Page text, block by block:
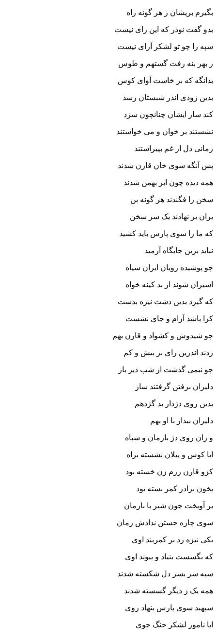
بگیرم بریشان ز هر گونه راه‏
بدو گفت نوذر که این راى نیست
سپه را چو تو لشکر آراى نیست‏
ز بهر بنه رفت گستهم و طوس
بدانگه که بر خاست آواى کوس‏
بدین زودى اندر شبستان رسد
کند ساز ایشان چنانچون سزد
نشستند بر خوان و مى خواستند
زمانى دل از غم بپیراستند
پس آنگه سوى خان قارن شدند
همه دیده چون ابر بهمن شدند
سخن را فگندند هر گونه بن
بران بر نهادند یک سر سخن‏
که ما را سوى پارس باید کشید
نباید برین جایگاه آرمید
چو پوشیده رویان ایران سپاه
اسیران شوند از بد کینه خواه‏
که گیرد بدین دشت نیزه بدست
کرا باشد آرام و جاى نشست‏
چو شیدوش و کشواد و قارن بهم
زدند اندرین راى بر بیش و کم‏
چو نیمى گذشت از شب دیر یاز
دلیران برفتن گرفتند ساز
بدین روى دژدار بد گژدهم
دلیران بیدار با او بهم‏
و زان روى دژ بارمان و سپاه
ابا کوس و پیلان نشسته براه‏
کزو قارن رزم زن خسته بود
بخون برادر کمر بسته بود
بر آویخت چون شیر با بارمان
سوى چاره جستن ندادش زمان‏
یکى نیزه زد بر کمربند اوى
که بگسست بنیاد و پیوند اوى‏
سپه سر بسر دل شکسته شدند
همه یک ز دیگر گسسته شدند
سپهبد سوى پارس بنهاد روى
ابا نامور لشکر جنگ جوى‏